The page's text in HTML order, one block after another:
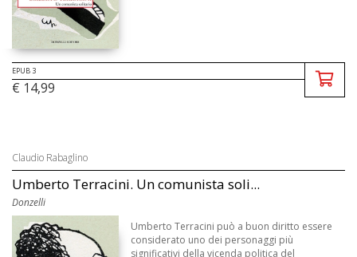
EPUB 3
€ 14,99
Claudio Rabaglino
Umberto Terracini. Un comunista soli...
Donzelli
Umberto Terracini può a buon diritto essere
considerato uno dei personaggi più
significativi della vicenda politica del